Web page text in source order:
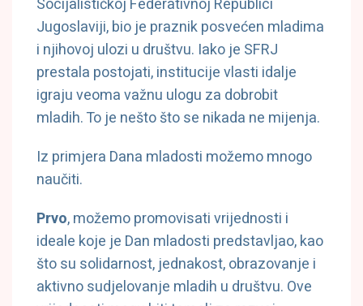
Socijalističkoj Federativnoj Republici
Jugoslaviji, bio je praznik posvećen mladima
i njihovoj ulozi u društvu. Iako je SFRJ
prestala postojati, institucije vlasti idalje
igraju veoma važnu ulogu za dobrobit
mladih. To je nešto što se nikada ne mijenja.
Iz primjera Dana mladosti možemo mnogo
naučiti.
Prvo, možemo promovisati vrijednosti i
ideale koje je Dan mladosti predstavljao, kao
što su solidarnost, jednakost, obrazovanje i
aktivno sudjelovanje mladih u društvu. Ove